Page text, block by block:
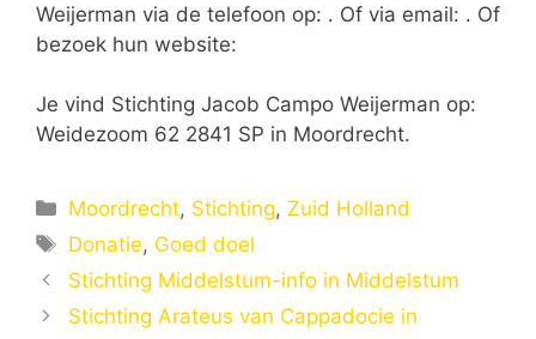
Weijerman via de telefoon op: . Of via email: . Of
bezoek hun website:
Je vind Stichting Jacob Campo Weijerman op:
Weidezoom 62 2841 SP in Moordrecht.
Categorieën
Moordrecht, Stichting, Zuid Holland
Tags
Donatie, Goed doel
Stichting Middelstum-info in Middelstum
Stichting Arateus van Cappadocie in